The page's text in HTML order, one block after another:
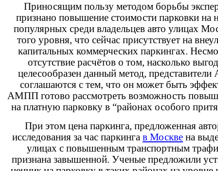
Приносящим пользу методом борьбы
признано повышение стоимости парковки на
популярных среди владельцев авто улицах
того уровня, что сейчас присутствует на
капитальных коммерческих паркингах.
отсутствие расчётов о том, насколько
целесообразен данный метод,
соглашаются с тем, что он может быть
АМПП готово рассмотреть возможность
на платную парковку в “районах особого
При этом цена паркинга, предложенная
исследования за час паркинга в Москве на
улицах с повышенным транспортным
признана завышенной. Ученые предложили